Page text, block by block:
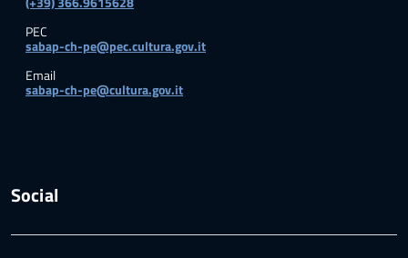
PEC
sabap-ch-pe@pec.cultura.gov.it
Email
sabap-ch-pe@cultura.gov.it
Social